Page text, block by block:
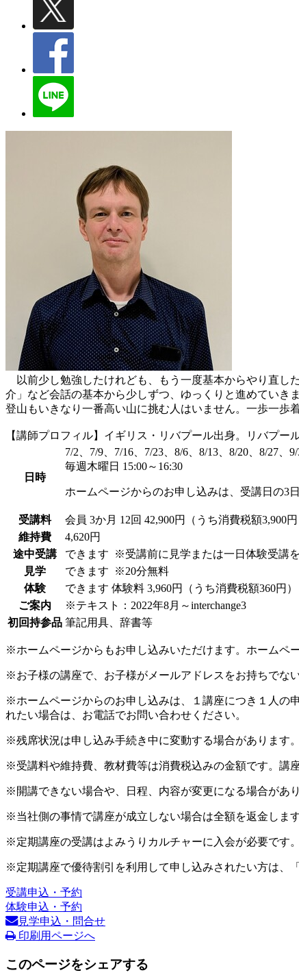
以前少し勉強したけれども、もう一度基本からやり直し
介」など会話の基本から少しずつ、ゆっくりと進めていきま
登山もいきなり一番高い山に挑む人はいません。一歩一歩
【講師プロフィル】イギリス・リバプール出身。リバプ
日時
7/2、7/9、7/16、7/23、8/6、8/13、8/20、8/27、
毎週木曜日 15:00～16:30
ホームページからのお申し込みは、受講日の3
受講料 会員 3か月 12回 42,900円（うち消費税額3,900円
維持費
4,620円
途中受講
できます
※受講前に見学または一日体験受講
見学
できます
※20分無料
体験
できます 体験料 3,960円（うち消費税額360円）
ご案内
※テキスト：2022年8月～interchange3
初回持参品 筆記用具、辞書等
※ホームページからもお申し込みいただけます。ホームペ
※お子様の講座で、お子様がメールアドレスをお持ちでな
※ホームページからのお申し込みは、１講座につき１人の
れたい場合は、お電話でお問い合わせください。
※残席状況は申し込み手続き中に変動する場合があります。
※受講料や維持費、教材費等は消費税込みの金額です。講
※開講できない場合や、日程、内容が変更になる場合があり
※当社側の事情で講座が成立しない場合は全額を返金しま
※定期講座の受講はよみうりカルチャーに入会が必要です
※定期講座で優待割引を利用して申し込みされたい方は、
受講申込・予約
体験申込・予約
見学申込・問合せ
印刷用ページへ
このページをシェアする